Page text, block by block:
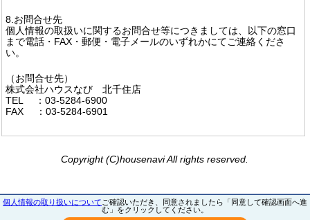
8.お問合せ先
個人情報の取扱いに関するお問合せ等につきましては、以下の窓口
まで電話・FAX・郵便・電子メールのいずれかにてご連絡くださ
い。
（お問合せ先）
株式会社ハウスなび 北千住店
TEL ：03-5284-6900
FAX ：03-5284-6901
Copyright (C)housenavi All rights reserved.
個人情報の取り扱いについて ご確認いただき、同意されましたら「同意して確認画面へ進
む」をクリックしてください。